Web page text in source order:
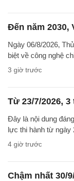
Đến năm 2030,
Ngày 06/8/2026,
biệt về công nghệ
3 giờ trước
Từ 23/7/2026,
Đây là nội dung
lực thi hành từ ngày
4 giờ trước
Chậm nhất 30/